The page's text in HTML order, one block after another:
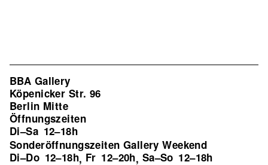
BBA Gallery
Köpenicker Str. 96
Berlin Mitte
Öffnungszeiten
Di–Sa 12–18h
Sonderöffnungszeiten Gallery Weekend
Di–Do 12–18h, Fr 12–20h, Sa–So 12–18h